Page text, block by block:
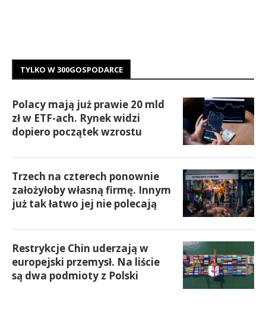
TYLKO W 300GOSPODARCE
Polacy mają już prawie 20 mld
zł w ETF-ach. Rynek widzi
dopiero początek wzrostu
Trzech na czterech ponownie
założyłoby własną firmę. Innym
już tak łatwo jej nie polecają
Restrykcje Chin uderzają w
europejski przemysł. Na liście
są dwa podmioty z Polski